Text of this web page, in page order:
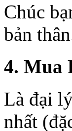
Chúc
bản
4. Mua
Là đại
nhất